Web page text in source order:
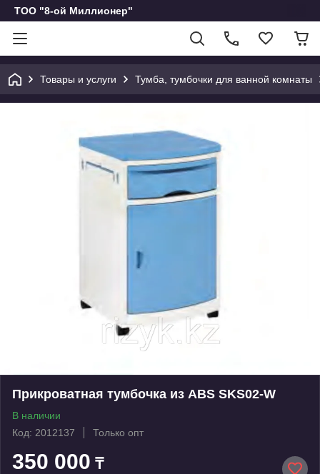
ТОО "8-ой Миллионер"
Товары и услуги Тумба, тумбочки для ванной комнаты
Прикроватная тумбочка из ABS SKS02-W
В наличии
Код: 2012137
Только опт
350 000 ₸